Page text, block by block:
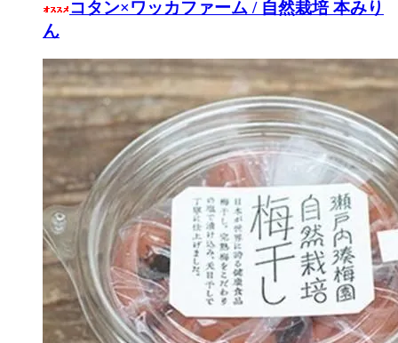
コタン×ワッカファーム / 自然栽培 本みり
ん